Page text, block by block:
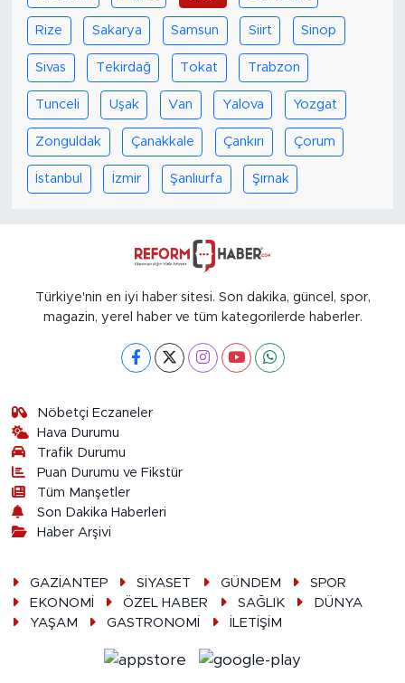
Rize Sakarya Samsun Siirt Sinop
Sivas Tekirdağ Tokat Trabzon
Tunceli Uşak Van Yalova Yozgat
Zonguldak Çanakkale Çankırı Çorum
İstanbul İzmir Şanlıurfa Şırnak
Türkiye'nin en iyi haber sitesi. Son dakika, güncel, spor,
magazin, yerel haber ve tüm kategorilerde haberler.
Nöbetçi Eczaneler
Hava Durumu
Trafik Durumu
Puan Durumu ve Fikstür
Tüm Manşetler
Son Dakika Haberleri
Haber Arşivi
GAZİANTEP SİYASET GÜNDEM
SPOR
EKONOMİ
ÖZEL HABER SAĞLIK
DÜNYA
YAŞAM
GASTRONOMİ İLETİŞİM